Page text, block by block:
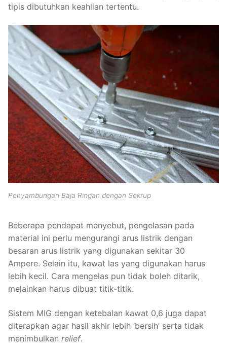
tipis dibutuhkan keahlian tertentu.
Penyambungan Baja Ringan dengan Sekrup
Beberapa pendapat menyebut, pengelasan pada
material ini perlu mengurangi arus listrik dengan
besaran arus listrik yang digunakan sekitar 30
Ampere. Selain itu, kawat las yang digunakan harus
lebih kecil. Cara mengelas pun tidak boleh ditarik,
melainkan harus dibuat titik-titik.
Sistem MIG dengan ketebalan kawat 0,6 juga dapat
diterapkan agar hasil akhir lebih ‘bersih’ serta tidak
menimbulkan relief.